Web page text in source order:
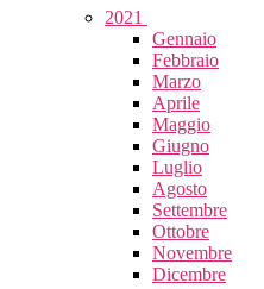
2021
Gennaio
Febbraio
Marzo
Aprile
Maggio
Giugno
Luglio
Agosto
Settembre
Ottobre
Novembre
Dicembre